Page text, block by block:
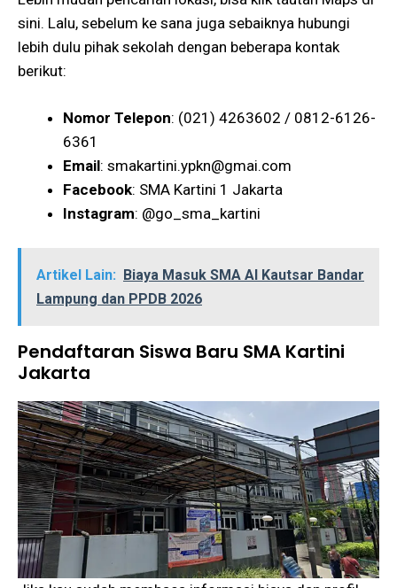
sini. Lalu, sebelum ke sana juga sebaiknya hubungi
lebih dulu pihak sekolah dengan beberapa kontak
berikut:
Nomor Telepon: (021) 4263602 / 0812-6126-
6361
Email: smakartini.ypkn@gmai.com
Facebook: SMA Kartini 1 Jakarta
Instagram: @go_sma_kartini
Artikel Lain: Biaya Masuk SMA Al Kautsar Bandar
Lampung dan PPDB 2026
Pendaftaran Siswa Baru SMA Kartini
Jakarta